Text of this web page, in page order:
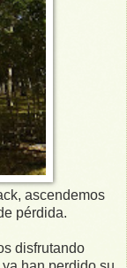
ascendemos
pérdida.
disfrutando